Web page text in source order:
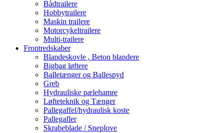
Bådtrailere
Hobbytrailere
Maskin trailere
Motorcykeltrailere
Multi-trailere
Frontredskaber
Blandeskovle , Beton blandere
Bigbag løftere
Balletænger og Ballespyd
Greb
Hydrauliske pælehamre
Løfteteknik og Tænger
Pallegaffel/hydraulisk koste
Pallegafler
Skrabeblade / Sneplove